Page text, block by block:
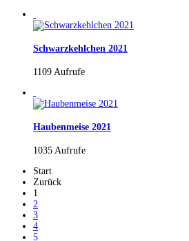
Schwarzkehlchen 2021
1109 Aufrufe
Haubenmeise 2021
1035 Aufrufe
Start
Zurück
1
2
3
4
5